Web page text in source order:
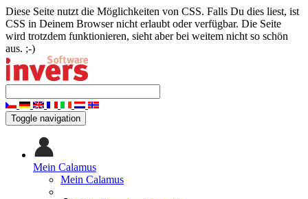
Diese Seite nutzt die Möglichkeiten von CSS. Falls Du dies liest, ist
CSS in Deinem Browser nicht erlaubt oder verfügbar. Die Seite
wird trotzdem funktionieren, sieht aber bei weitem nicht so schön
aus. ;-)
Toggle navigation
Mein Calamus
Mein Calamus